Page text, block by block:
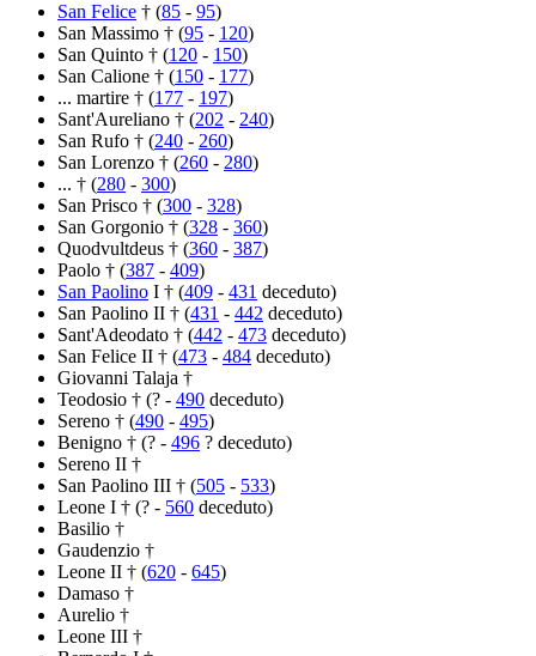
San Felice † (85 - 95)
San Massimo † (95 - 120)
San Quinto † (120 - 150)
San Calione † (150 - 177)
... martire † (177 - 197)
Sant'Aureliano † (202 - 240)
San Rufo † (240 - 260)
San Lorenzo † (260 - 280)
... † (280 - 300)
San Prisco † (300 - 328)
San Gorgonio † (328 - 360)
Quodvultdeus † (360 - 387)
Paolo † (387 - 409)
San Paolino I † (409 - 431 deceduto)
San Paolino II † (431 - 442 deceduto)
Sant'Adeodato † (442 - 473 deceduto)
San Felice II † (473 - 484 deceduto)
Giovanni Talaja †
Teodosio † (? - 490 deceduto)
Sereno † (490 - 495)
Benigno † (? - 496 ? deceduto)
Sereno II †
San Paolino III † (505 - 533)
Leone I † (? - 560 deceduto)
Basilio †
Gaudenzio †
Leone II † (620 - 645)
Damaso †
Aurelio †
Leone III †